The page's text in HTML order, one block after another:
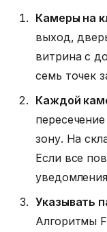
Камеры на
выход,
витрина с
семь точек
Каждой
зону. На
Если все
Указывать
Алгоритмы